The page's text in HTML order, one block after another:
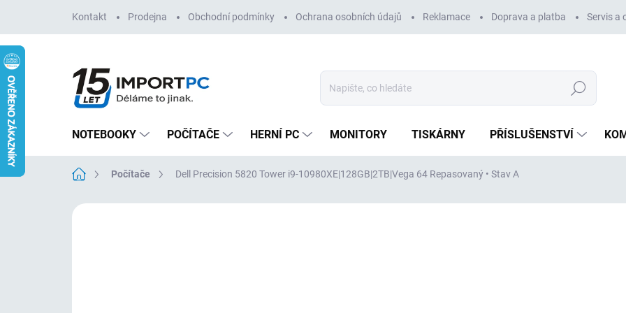
obsah
Kontakt Prodejna Obchodní podmínky Ochrana osobních údajů Reklamace Doprava a platba Servis a
Hledat
NOTEBOOKY POČÍTAČE HERNÍ PC MONITORY TISKÁRNY PŘÍSLUŠENSTVÍ
Domů Počítače Dell Precision 5820 Tower i9-10980XE|128GB|2TB|Vega 64 Repasovaný • Stav A